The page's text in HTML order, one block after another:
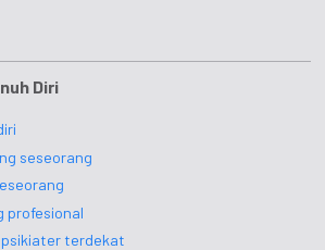
Diri
seseorang
profesional
terdekat